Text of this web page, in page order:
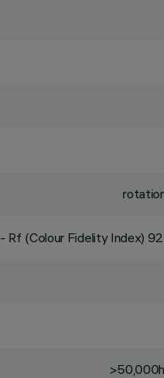
- Rf (Colour Fidelity Index)